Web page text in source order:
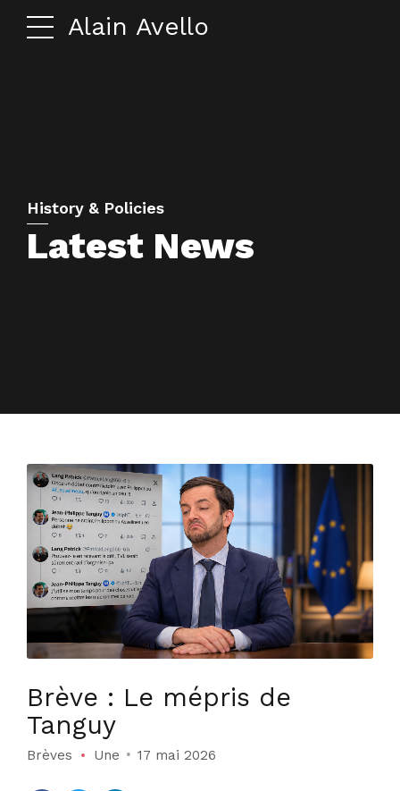
Alain Avello
History & Policies
Latest News
Brève : Le mépris de
Tanguy
Brèves Une 17 mai 2026